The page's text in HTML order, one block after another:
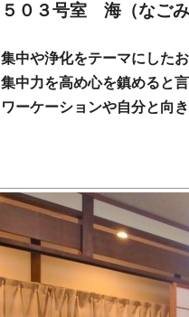
５０３号室 海（なご
集中や浄化をテーマにしたお
集中力を高め心を鎮めると
ワーケーションや自分と向